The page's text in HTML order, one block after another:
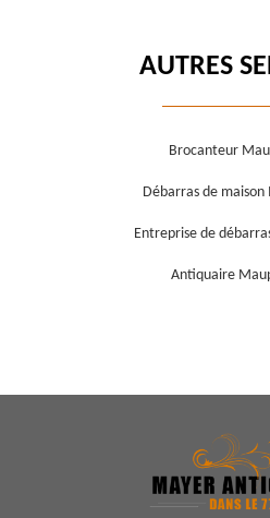
AUTRES
Brocanteur
Débarras de
Entreprise de
Antiquaire